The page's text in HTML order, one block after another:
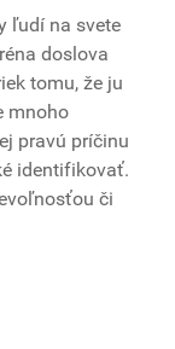
ľudí na svete
doslova
tomu, že ju
mnoho
pravú príčinu
identifikovať.
či